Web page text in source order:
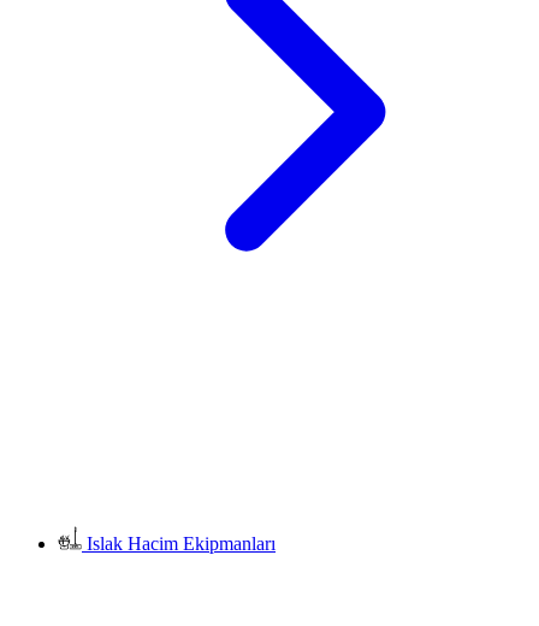
Islak Hacim Ekipmanları